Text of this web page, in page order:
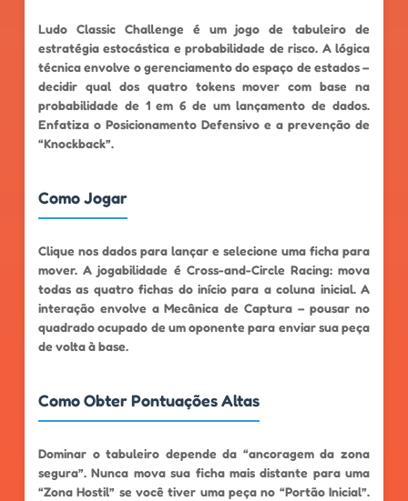
Ludo Classic Challenge é um jogo de tabuleiro de
estratégia estocástica e probabilidade de risco. A lógica
técnica envolve o gerenciamento do espaço de estados –
decidir qual dos quatro tokens mover com base na
probabilidade de 1 em 6 de um lançamento de dados.
Enfatiza o Posicionamento Defensivo e a prevenção de
“Knockback”.
Como Jogar
Clique nos dados para lançar e selecione uma ficha para
mover. A jogabilidade é Cross-and-Circle Racing: mova
todas as quatro fichas do início para a coluna inicial. A
interação envolve a Mecânica de Captura – pousar no
quadrado ocupado de um oponente para enviar sua peça
de volta à base.
Como Obter Pontuações Altas
Dominar o tabuleiro depende da “ancoragem da zona
segura”. Nunca mova sua ficha mais distante para uma
“Zona Hostil” se você tiver uma peça no “Portão Inicial”.